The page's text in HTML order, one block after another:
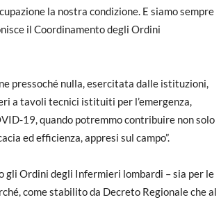
la nostra condizione. E siamo sempre
il Coordinamento degli Ordini
pressoché nulla, esercitata dalle istituzioni,
a tavoli tecnici istituiti per l’emergenza,
19, quando potremmo contribuire non solo
ed efficienza, appresi sul campo”.
gli Ordini degli Infermieri lombardi – sia per le
come stabilito da Decreto Regionale che al